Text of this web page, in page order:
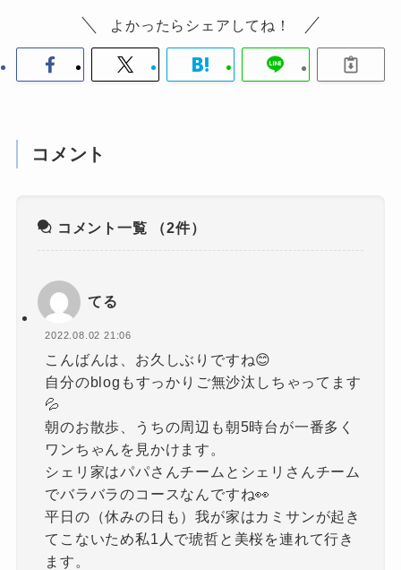
よかったらシェアしてね！
コメント
コメント一覧 （2件）
てる
2022.08.02 21:06
こんばんは、お久しぶりですね😊
自分のblogもすっかりご無沙汰しちゃってます
💦
朝のお散歩、うちの周辺も朝5時台が一番多く
ワンちゃんを見かけます。
シェリ家はパパさんチームとシェリさんチーム
でバラバラのコースなんですね👀
平日の（休みの日も）我が家はカミサンが起き
てこないため私1人で琥哲と美桜を連れて行き
ます。